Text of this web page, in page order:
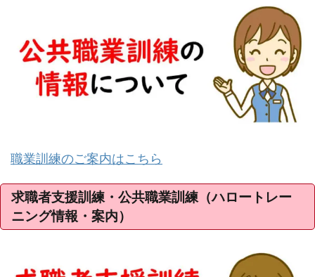
職業訓練のご案内はこちら
求職者支援訓練・公共職業訓練（ハロートレー
ニング情報・案内）